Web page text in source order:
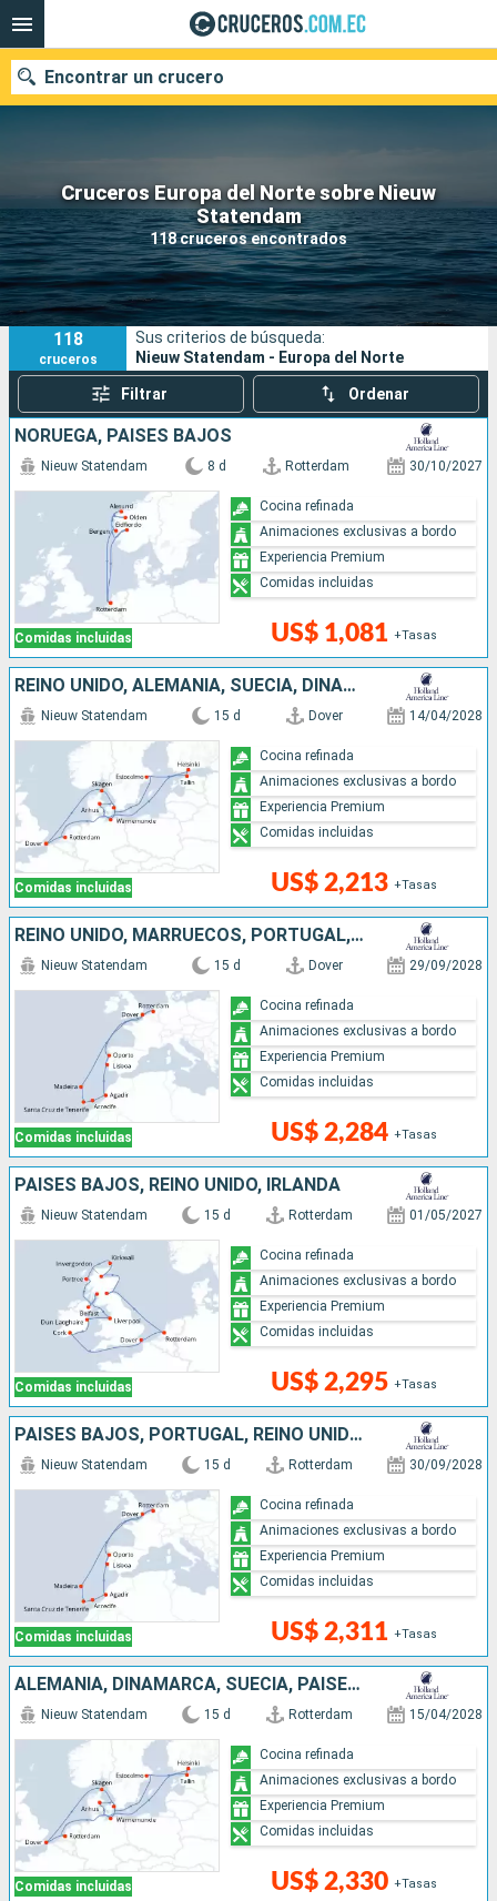
Cruceros Europa del Norte sobre Nieuw
Statendam
118 cruceros encontrados
Encontrar un crucero
Nuestros destinos
Fecha de salida
Puertos Compañías
Buscar
118
cruceros
Sus criterios de búsqueda:
Nieuw Statendam - Europa del Norte
Filtrar Ordenar
NORUEGA, PAISES BAJOS
Comidas incluidas
Nieuw Statendam 8 d Rotterdam 30/10/2027
US$ 1,081 +Tasas
Cocina refinada
Animaciones exclusivas a bordo
Experiencia Premium
Comidas incluidas
REINO UNIDO, ALEMANIA, SUECIA, DINAMARCA, FINLANDIA, ESTONIA, PAISES BAJOS
Comidas incluidas
Nieuw Statendam 15 d Dover 14/04/2028
US$ 2,213 +Tasas
Cocina refinada
Animaciones exclusivas a bordo
Experiencia Premium
Comidas incluidas
REINO UNIDO, MARRUECOS, PORTUGAL, PAISES BAJOS
Comidas incluidas
Nieuw Statendam 15 d Dover 29/09/2028
US$ 2,284 +Tasas
Cocina refinada
Animaciones exclusivas a bordo
Experiencia Premium
Comidas incluidas
PAISES BAJOS, REINO UNIDO, IRLANDA
Comidas incluidas
Nieuw Statendam 15 d Rotterdam 01/05/2027
US$ 2,295 +Tasas
Cocina refinada
Animaciones exclusivas a bordo
Experiencia Premium
Comidas incluidas
PAISES BAJOS, PORTUGAL, REINO UNIDO, MARRUECOS
Comidas incluidas
Nieuw Statendam 15 d Rotterdam 30/09/2028
US$ 2,311 +Tasas
Cocina refinada
Animaciones exclusivas a bordo
Experiencia Premium
Comidas incluidas
ALEMANIA, DINAMARCA, SUECIA, PAISES BAJOS, FINLANDIA, ESTONIA, REINO UNIDO
Comidas incluidas
Nieuw Statendam 15 d Rotterdam 15/04/2028
US$ 2,330 +Tasas
Cocina refinada
Animaciones exclusivas a bordo
Experiencia Premium
Comidas incluidas